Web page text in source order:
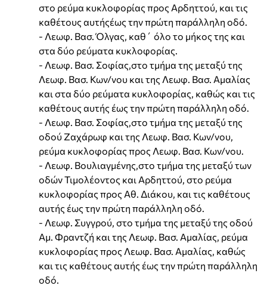
στο ρεύμα κυκλοφορίας προς Αρδηττού, και τις
καθέτους αυτήςέως την πρώτη παράλληλη οδό.
- Λεωφ. Βασ. Όλγας, καθ΄ όλο το μήκος της και
στα δύο ρεύματα κυκλοφορίας.
- Λεωφ. Βασ. Σοφίας,στο τμήμα της μεταξύ της
Λεωφ. Βασ. Κων/νου και της Λεωφ. Βασ. Αμαλίας
και στα δύο ρεύματα κυκλοφορίας, καθώς και τις
καθέτους αυτής έως την πρώτη παράλληλη οδό.
- Λεωφ. Βασ. Σοφίας,στο τμήμα της μεταξύ της
οδού Ζαχάρωφ και της Λεωφ. Βασ. Κων/νου,
ρεύμα κυκλοφορίας προς Λεωφ. Βασ. Κων/νου.
- Λεωφ. Βουλιαγμένης,στο τμήμα της μεταξύ των
οδών Τιμολέοντος και Αρδηττού, στο ρεύμα
κυκλοφορίας προς Αθ. Διάκου, και τις καθέτους
αυτής έως την πρώτη παράλληλη οδό.
- Λεωφ. Συγγρού, στο τμήμα της μεταξύ της οδού
Αμ. Φραντζή και της Λεωφ. Βασ. Αμαλίας, ρεύμα
κυκλοφορίας προς Λεωφ. Βασ. Αμαλίας, καθώς
και τις καθέτους αυτής έως την πρώτη παράλληλη
οδό.